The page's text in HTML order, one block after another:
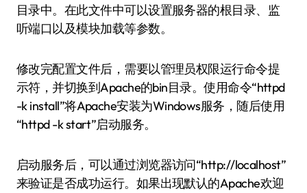
目录中。在此文件中可以设置服务器的根目录、监
听端口以及模块加载等参数。
修改完配置文件后，需要以管理员权限运行命令提
示符，并切换到Apache的bin目录。使用命令“httpd
-k install”将Apache安装为Windows服务，随后使用
“httpd -k start”启动服务。
启动服务后，可以通过浏览器访问“http://localhost”
来验证是否成功运行。如果出现默认的Apache欢迎